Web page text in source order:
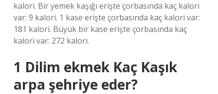
kalori. Bir yemek kaşığı erişte çorbasında kaç kalori
var: 9 kalori. 1 kase erişte çorbasında kaç kalori var:
181 kalori. Büyük bir kase erişte çorbasında kaç
kalori var: 272 kalori.
1 Dilim ekmek Kaç Kaşık
arpa şehriye eder?